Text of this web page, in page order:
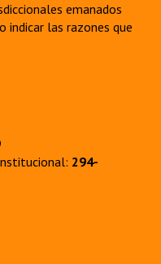
emanados
indicar las razones que
294-